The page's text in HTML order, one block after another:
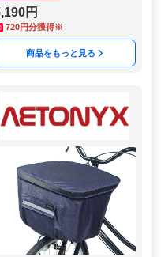
円
720円分獲得※
商品をもっと見る